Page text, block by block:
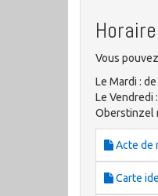
Vous
Le Mardi :
Le Vendredi
Oberstinzel
Acte de
Carte